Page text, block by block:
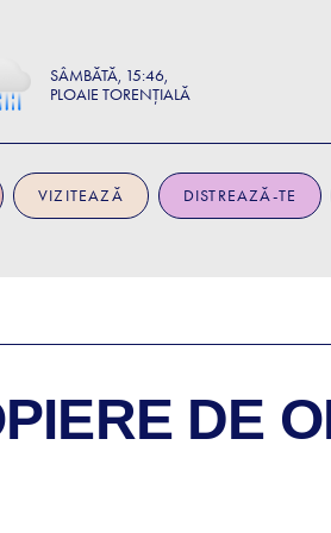
SÂMBĂTĂ 15:46
PLOAIE TORENȚIALĂ
VIZITEAZĂ DISTREAZĂ-TE
DE